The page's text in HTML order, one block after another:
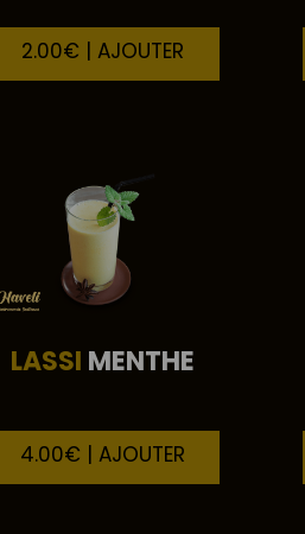
2.00€ | AJOUTER
LASSI MENTHE
4.00€ | AJOUTER